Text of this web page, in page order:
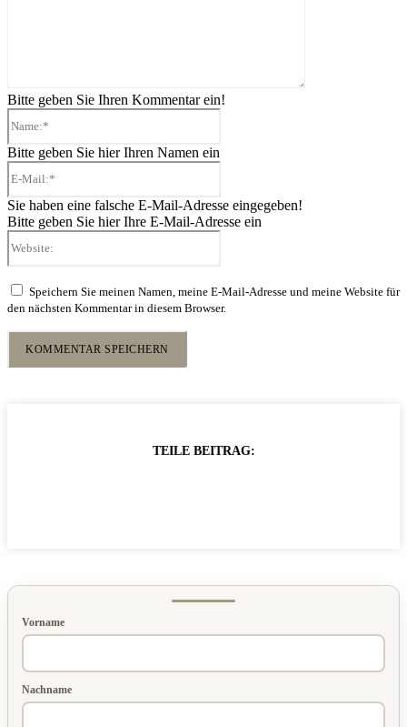
Bitte geben Sie Ihren Kommentar ein!
Bitte geben Sie hier Ihren Namen ein
Sie haben eine falsche E-Mail-Adresse eingegeben!
Bitte geben Sie hier Ihre E-Mail-Adresse ein
Speichern Sie meinen Namen, meine E-Mail-Adresse und meine Website für
den nächsten Kommentar in diesem Browser.
TEILE BEITRAG:
Vorname
Nachname